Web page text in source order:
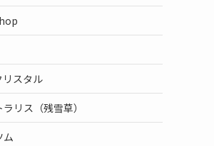
リスタル
リス（残雪草）
ム